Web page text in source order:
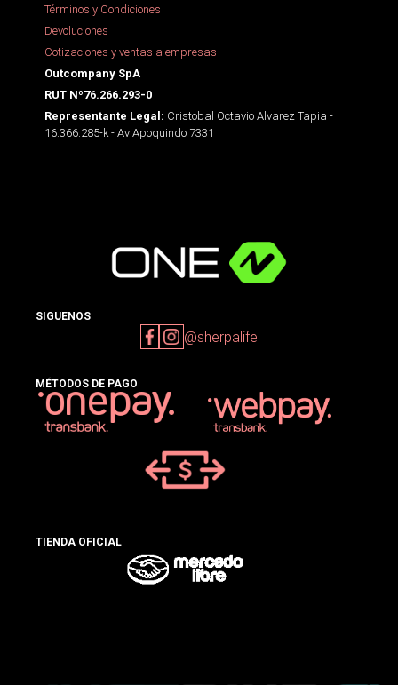
Términos y Condiciones
Devoluciones
Cotizaciones y ventas a empresas
Outcompany SpA
RUT Nº76.266.293-0
Representante Legal: Cristobal Octavio Alvarez Tapia -
16.366.285-k - Av Apoquindo 7331
SIGUENOS
@sherpalife
MÉTODOS DE PAGO
TIENDA OFICIAL